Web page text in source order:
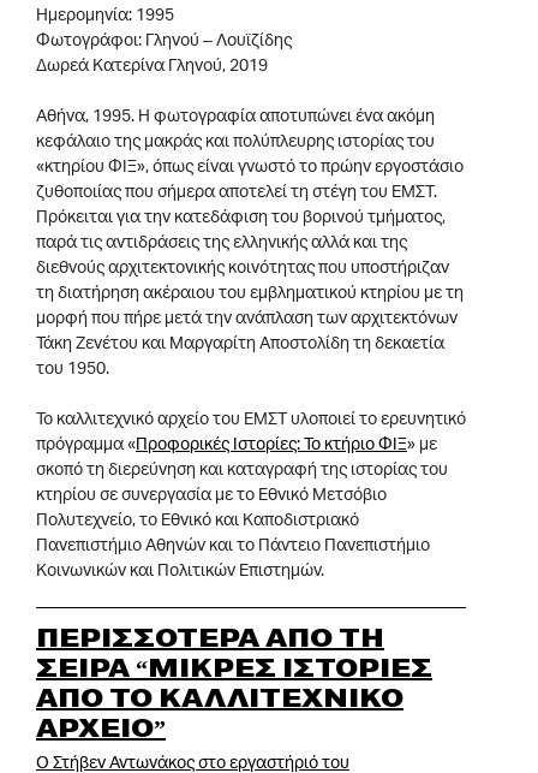
Ημερομηνία: 1995
Φωτογράφοι: Γληνού – Λουϊζίδης
Δωρεά Κατερίνα Γληνού, 2019
Αθήνα, 1995. Η φωτογραφία αποτυπώνει ένα ακόμη
κεφάλαιο της μακράς και πολύπλευρης ιστορίας του
«κτηρίου ΦΙΞ», όπως είναι γνωστό το πρώην εργοστάσιο
ζυθοποιίας που σήμερα αποτελεί τη στέγη του ΕΜΣΤ.
Πρόκειται για την κατεδάφιση του βορινού τμήματος,
παρά τις αντιδράσεις της ελληνικής αλλά και της
διεθνούς αρχιτεκτονικής κοινότητας που υποστήριζαν
τη διατήρηση ακέραιου του εμβληματικού κτηρίου με τη
μορφή που πήρε μετά την ανάπλαση των αρχιτεκτόνων
Τάκη Ζενέτου και Μαργαρίτη Αποστολίδη τη δεκαετία
του 1950.
Το καλλιτεχνικό αρχείο του ΕΜΣΤ υλοποιεί το ερευνητικό
πρόγραμμα «Προφορικές Ιστορίες: Το κτήριο ΦΙΞ» με
σκοπό τη διερεύνηση και καταγραφή της ιστορίας του
κτηρίου σε συνεργασία με το Εθνικό Μετσόβιο
Πολυτεχνείο, το Εθνικό και Καποδιστριακό
Πανεπιστήμιο Αθηνών και το Πάντειο Πανεπιστήμιο
Κοινωνικών και Πολιτικών Επιστημών.
ΠΕΡΙΣΣΟΤΕΡΑ ΑΠΟ ΤΗ
ΣΕΙΡΑ “ΜΙΚΡΕΣ ΙΣΤΟΡΙΕΣ
ΑΠΟ ΤΟ ΚΑΛΛΙΤΕΧΝΙΚΟ
ΑΡΧΕΙΟ”
Ο Στήβεν Αντωνάκος στο εργαστήριό του